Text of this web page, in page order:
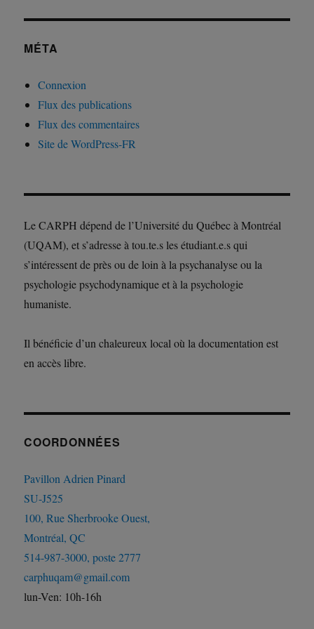
MÉTA
Connexion
Flux des publications
Flux des commentaires
Site de WordPress-FR
Le CARPH dépend de l’Université du Québec à Montréal
(UQAM), et s’adresse à tou.te.s les étudiant.e.s qui
s’intéressent de près ou de loin à la psychanalyse ou la
psychologie psychodynamique et à la psychologie
humaniste.
Il bénéficie d’un chaleureux local où la documentation est
en accès libre.
COORDONNÉES
Pavillon Adrien Pinard
SU-J525
100, Rue Sherbrooke Ouest,
Montréal, QC
514-987-3000, poste 2777
carphuqam@gmail.com
lun-Ven: 10h-16h